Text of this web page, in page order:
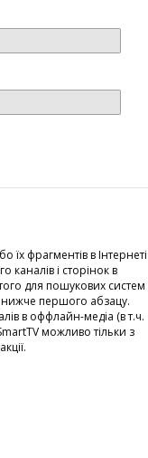
їх фрагментів в Інтернеті
каналів і сторінок в
для пошукових систем
нижче першого абзацу.
в оффлайн-медіа (в т.ч.
можливо тільки з